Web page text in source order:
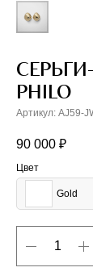
PHILO
Артикул: AJ59-
90 000 ₽
Цвет
Gold